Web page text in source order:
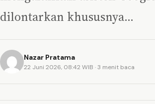
dilontarkan khususnya…
Nazar Pratama
22 Juni 2026, 08:42 WIB · 3 menit baca